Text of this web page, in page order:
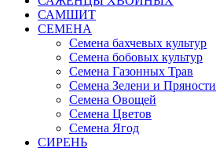
САМШИТ
СЕМЕНА
Семена бахчевых культур
Семена бобовых культур
Семена Газонных Трав
Семена Зелени и Пряности
Семена Овощей
Семена Цветов
Семена Ягод
СИРЕНЬ